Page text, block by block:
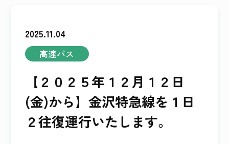
2025.11.04
高速バス
【２０２５年１２月１２日
(金)から】金沢特急線を１日
２往復運行いたします。